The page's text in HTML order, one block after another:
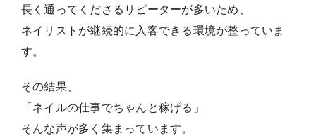
長く通ってくださるリピーターが多いため、
ネイリストが継続的に入客できる環境が整っていま
す。
その結果、
「ネイルの仕事でちゃんと稼げる」
そんな声が多く集まっています。